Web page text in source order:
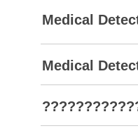
Medical
Medical